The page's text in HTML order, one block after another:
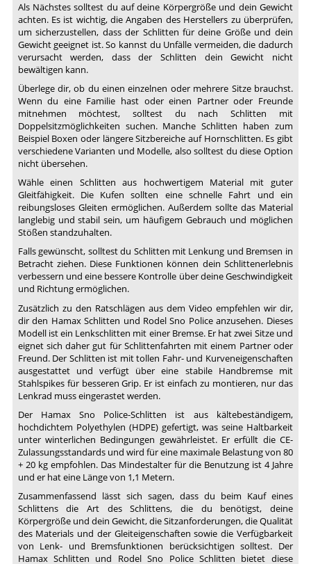
Als Nächstes solltest du auf deine Körpergröße und dein Gewicht
achten. Es ist wichtig, die Angaben des Herstellers zu überprüfen,
um sicherzustellen, dass der Schlitten für deine Größe und dein
Gewicht geeignet ist. So kannst du Unfälle vermeiden, die dadurch
verursacht werden, dass der Schlitten dein Gewicht nicht
bewältigen kann.
Überlege dir, ob du einen einzelnen oder mehrere Sitze brauchst.
Wenn du eine Familie hast oder einen Partner oder Freunde
mitnehmen möchtest, solltest du nach Schlitten mit
Doppelsitzmöglichkeiten suchen. Manche Schlitten haben zum
Beispiel Boxen oder längere Sitzbereiche auf Hornschlitten. Es gibt
verschiedene Varianten und Modelle, also solltest du diese Option
nicht übersehen.
Wähle einen Schlitten aus hochwertigem Material mit guter
Gleitfähigkeit. Die Kufen sollten eine schnelle Fahrt und ein
reibungsloses Gleiten ermöglichen. Außerdem sollte das Material
langlebig und stabil sein, um häufigem Gebrauch und möglichen
Stößen standzuhalten.
Falls gewünscht, solltest du Schlitten mit Lenkung und Bremsen in
Betracht ziehen. Diese Funktionen können dein Schlittenerlebnis
verbessern und eine bessere Kontrolle über deine Geschwindigkeit
und Richtung ermöglichen.
Zusätzlich zu den Ratschlägen aus dem Video empfehlen wir dir,
dir den Hamax Schlitten und Rodel Sno Police anzusehen. Dieses
Modell ist ein Lenkschlitten mit einer Bremse. Er hat zwei Sitze und
eignet sich daher gut für Schlittenfahrten mit einem Partner oder
Freund. Der Schlitten ist mit tollen Fahr- und Kurveneigenschaften
ausgestattet und verfügt über eine stabile Handbremse mit
Stahlspikes für besseren Grip. Er ist einfach zu montieren, nur das
Lenkrad muss eingerastet werden.
Der Hamax Sno Police-Schlitten ist aus kältebeständigem,
hochdichtem Polyethylen (HDPE) gefertigt, was seine Haltbarkeit
unter winterlichen Bedingungen gewährleistet. Er erfüllt die CE-
Zulassungsstandards und wird für eine maximale Belastung von 80
+ 20 kg empfohlen. Das Mindestalter für die Benutzung ist 4 Jahre
und er hat eine Länge von 1,1 Metern.
Zusammenfassend lässt sich sagen, dass du beim Kauf eines
Schlittens die Art des Schlittens, die du benötigst, deine
Körpergröße und dein Gewicht, die Sitzanforderungen, die Qualität
des Materials und der Gleiteigenschaften sowie die Verfügbarkeit
von Lenk- und Bremsfunktionen berücksichtigen solltest. Der
Hamax Schlitten und Rodel Sno Police Schlitten bietet diese